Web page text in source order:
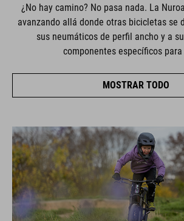
¿No hay camino? No pasa nada. La
avanzando allá donde otras bicicletas se
sus neumáticos de perfil ancho y a
componentes específicos para
MOSTRAR TODO